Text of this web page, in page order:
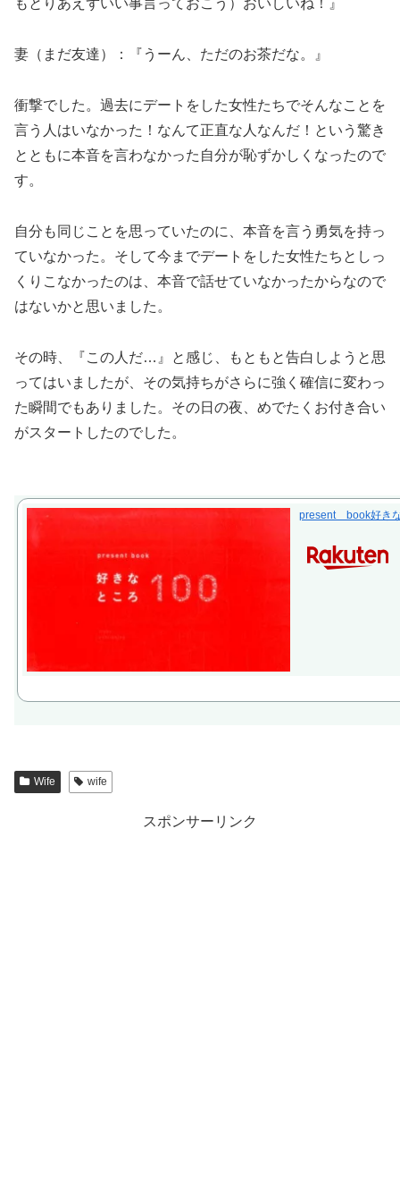
もとりあえずいい事言っておこう）おいしいね！』
妻（まだ友達）：『うーん、ただのお茶だな。』
衝撃でした。過去にデートをした女性たちでそんなことを
言う人はいなかった！なんて正直な人なんだ！という驚き
とともに本音を言わなかった自分が恥ずかしくなったので
す。
自分も同じことを思っていたのに、本音を言う勇気を持っ
ていなかった。そして今までデートをした女性たちとしっ
くりこなかったのは、本音で話せていなかったからなので
はないかと思いました。
その時、『この人だ…』と感じ、もともと告白しようと思
ってはいましたが、その気持ちがさらに強く確信に変わっ
た瞬間でもありました。その日の夜、めでたくお付き合い
がスタートしたのでした。
present book好き
Wife wife
スポンサーリンク